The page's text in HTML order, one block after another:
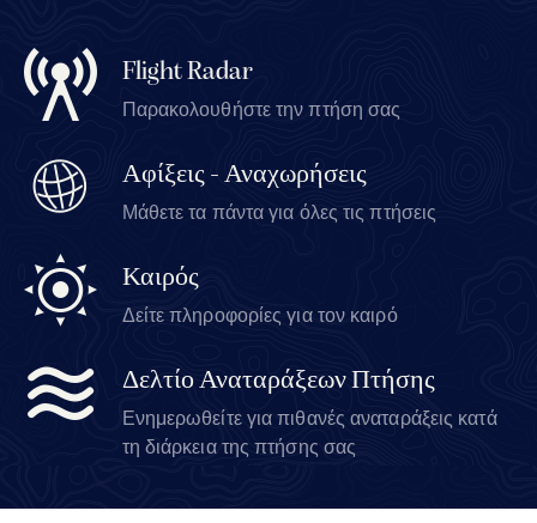
Flight Radar
Παρακολουθήστε την πτήση σας
Αφίξεις - Αναχωρήσεις
Μάθετε τα πάντα για όλες τις πτήσεις
Καιρός
Δείτε πληροφορίες για τον καιρό
Δελτίο Αναταράξεων Πτήσης
Ενημερωθείτε για πιθανές αναταράξεις κατά
τη διάρκεια της πτήσης σας